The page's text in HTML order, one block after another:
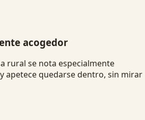
acogedor
rural se nota especialmente
apetece quedarse dentro, sin mirar